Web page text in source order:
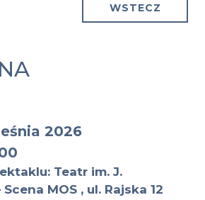
WSTECZ
2026
Teatr im. J.
MOS , ul. Rajska 12